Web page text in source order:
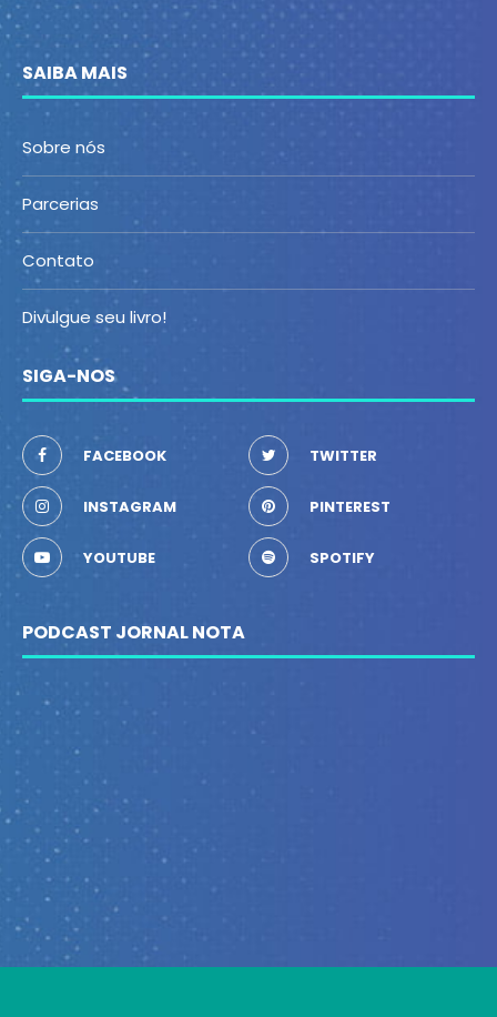
SAIBA MAIS
Sobre nós
Parcerias
Contato
Divulgue seu livro!
SIGA-NOS
FACEBOOK TWITTER
INSTAGRAM PINTEREST
YOUTUBE SPOTIFY
PODCAST JORNAL NOTA